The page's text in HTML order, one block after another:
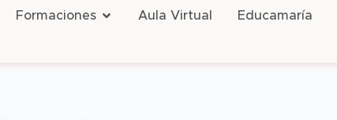
Formaciones Aula Virtual Educamaría